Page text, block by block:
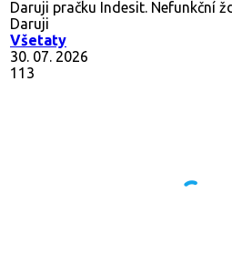
Daruji pračku Indesit. Nefunkční
Daruji
Všetaty
30. 07. 2026
113